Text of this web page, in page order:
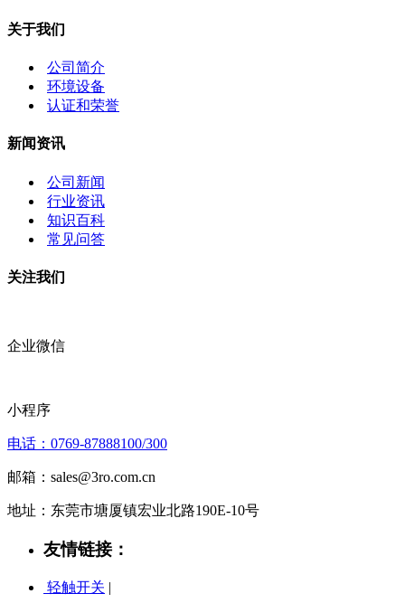
关于我们
公司简介
环境设备
认证和荣誉
新闻资讯
公司新闻
行业资讯
知识百科
常见问答
关注我们
企业微信
小程序
电话：0769-87888100/300
邮箱：sales@3ro.com.cn
地址：东莞市塘厦镇宏业北路190E-10号
友情链接：
轻触开关 |